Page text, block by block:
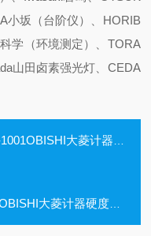
小坂（台阶仪）、HORIB
学（环境测定）、TORA
山田卤素强光灯、CEDA
大菱计器超精密钢制主角
菱计器硬度高石製精密定盤